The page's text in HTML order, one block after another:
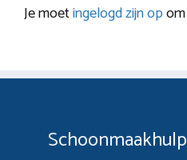
Je moetingelogd zijn op